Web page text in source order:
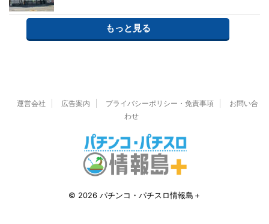
もっと見る
運営会社 広告案内 プライバシーポリシー・免責事項
お問い合
わせ
© 2026 パチンコ・パチスロ情報島＋